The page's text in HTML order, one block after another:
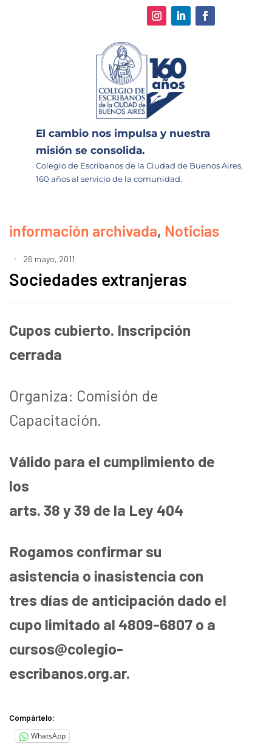
El cambio nos impulsa y nuestra
misión se consolida.
Colegio de Escribanos de la Ciudad de Buenos Aires,
160 años al servicio de la comunidad.
información archivada, Noticias
26 mayo, 2011
Sociedades extranjeras
Cupos cubierto. Inscripción
cerrada
Organiza: Comisión de
Capacitación.
Válido para el cumplimiento de
los
arts. 38 y 39 de la Ley 404
Rogamos confirmar su
asistencia o inasistencia con
tres días de anticipación dado el
cupo limitado al 4809-6807 o a
cursos@colegio-
escribanos.org.ar.
Compártelo:
WhatsApp